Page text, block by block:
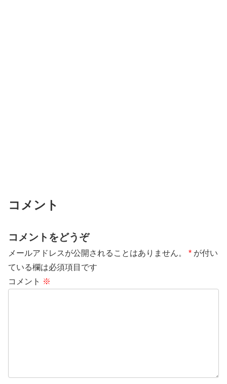
コメント
コメントをどうぞ
メールアドレスが公開されることはありません。 * が付い
ている欄は必須項目です
コメント ※